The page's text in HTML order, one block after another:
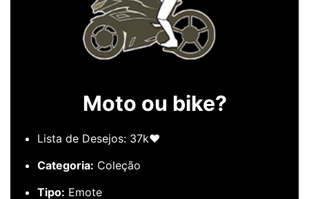
Moto ou bike?
Lista de Desejos: 37k❤️
Categoria: Coleção
Tipo: Emote